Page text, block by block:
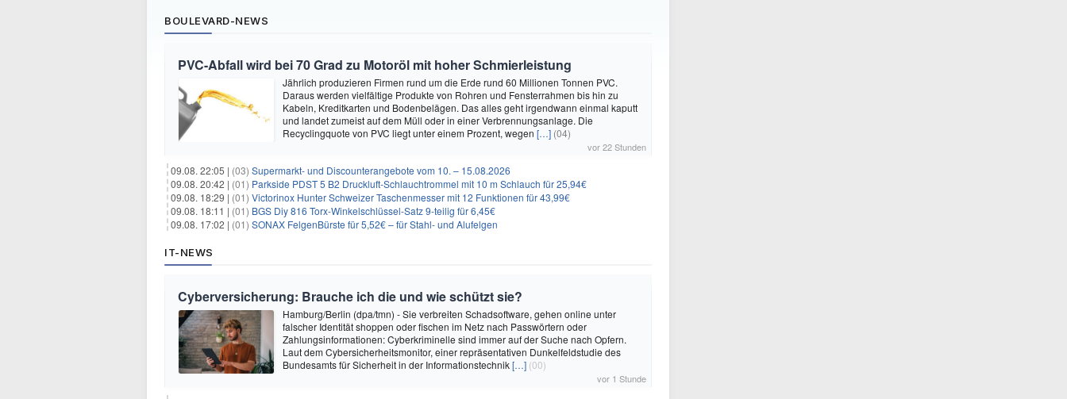
BOULEVARD-NEWS
PVC-Abfall wird bei 70 Grad zu Motoröl mit hoher Schmierleistung
Jährlich produzieren Firmen rund um die Erde rund 60 Millionen Tonnen PVC.
Daraus werden vielfältige Produkte von Rohren und Fensterrahmen bis hin zu
Kabeln, Kreditkarten und Bodenbelägen. Das alles geht irgendwann einmal kaputt
und landet zumeist auf dem Müll oder in einer Verbrennungsanlage. Die
Recyclingquote von PVC liegt unter einem Prozent, wegen […] (04)
vor 22 Stunden
09.08. 22:05 | (03) Supermarkt- und Discounterangebote vom 10. – 15.08.2026
09.08. 20:42 | (01) Parkside PDST 5 B2 Druckluft-Schlauchtrommel mit 10 m Schlauch für 25,94€
09.08. 18:29 | (01) Victorinox Hunter Schweizer Taschenmesser mit 12 Funktionen für 43,99€
09.08. 18:11 | (01) BGS Diy 816 Torx-Winkelschlüssel-Satz 9-teilig für 6,45€
09.08. 17:02 | (01) SONAX FelgenBürste für 5,52€ – für Stahl- und Alufelgen
IT-NEWS
Cyberversicherung: Brauche ich die und wie schützt sie?
Hamburg/Berlin (dpa/tmn) - Sie verbreiten Schadsoftware, gehen online unter
falscher Identität shoppen oder fischen im Netz nach Passwörtern oder
Zahlungsinformationen: Cyberkriminelle sind immer auf der Suche nach Opfern.
Laut dem Cybersicherheitsmonitor, einer repräsentativen Dunkelfeldstudie des
Bundesamts für Sicherheit in der Informationstechnik[…] (00)
vor 1 Stunde